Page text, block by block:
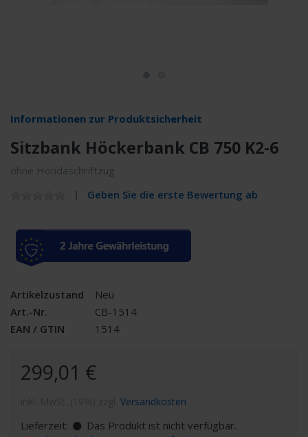
Informationen zur Produktsicherheit
Sitzbank Höckerbank CB 750 K2-6
ohne Hondaschriftzug
Geben Sie die erste Bewertung ab
Artikelzustand
Neu
Art.-Nr.
CB-1514
EAN / GTIN
1514
299,01 €
Versandkosten
Lieferzeit:
Das Produkt ist nicht verfügbar.